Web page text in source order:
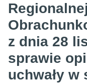
z dnia 28
sprawie
uchwały w